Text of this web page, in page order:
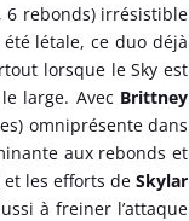
6 rebonds) irrésistible
létale, ce duo déjà
lorsque le Sky est
large. Avec Brittney
omniprésente dans
aux rebonds et
et les efforts deSkylar
à freiner l’attaque